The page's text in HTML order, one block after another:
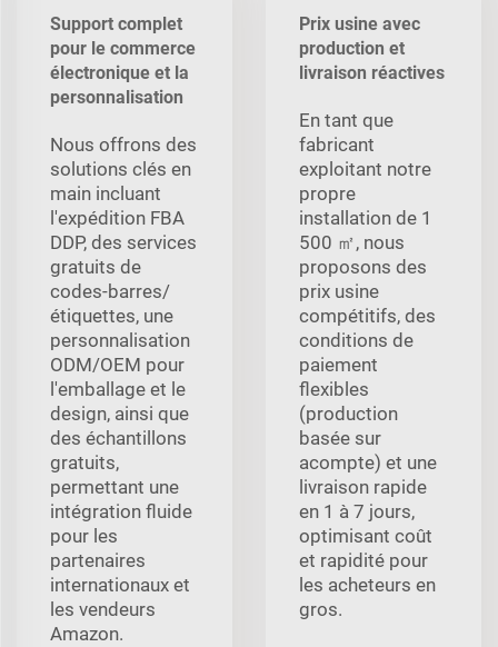
Support complet
pour le commerce
électronique et la
personnalisation
Nous offrons des
solutions clés en
main incluant
l'expédition FBA
DDP, des services
gratuits de
codes-barres/
étiquettes, une
personnalisation
ODM/OEM pour
l'emballage et le
design, ainsi que
des échantillons
gratuits,
permettant une
intégration fluide
pour les
partenaires
internationaux et
les vendeurs
Amazon.
Prix usine avec
production et
livraison réactives
En tant que
fabricant
exploitant notre
propre
installation de 1
500 ㎡, nous
proposons des
prix usine
compétitifs, des
conditions de
paiement
flexibles
(production
basée sur
acompte) et une
livraison rapide
en 1 à 7 jours,
optimisant coût
et rapidité pour
les acheteurs en
gros.